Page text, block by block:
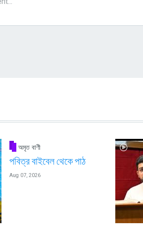
অমৃত বাণী
পবিত্র বাইবেল থেকে পাঠ
Aug 07, 2026